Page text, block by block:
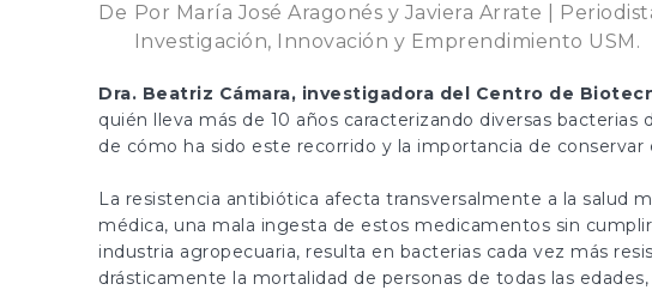
De Por María José Aragonés y Javiera Arrate |
Investigación, Innovación y Emprendimiento USM.
Dra. Beatriz Cámara, investigadora del Centro de
quién lleva más de 10 años caracterizando diversas
de cómo ha sido este recorrido y la importancia de conservar
La resistencia antibiótica afecta transversalmente a la salud
médica, una mala ingesta de estos medicamentos sin
industria agropecuaria, resulta en bacterias cada vez más
drásticamente la mortalidad de personas de todas las